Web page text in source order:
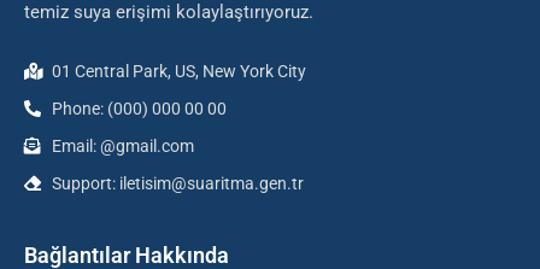
temiz suya erişimi kolaylaştırıyoruz.
01 Central Park, US, New York City
Phone: (000) 000 00 00
Email: @gmail.com
Support: iletisim@suaritma.gen.tr
Bağlantılar Hakkında